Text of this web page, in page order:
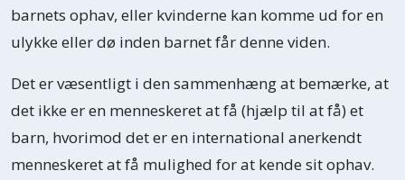
barnets ophav, eller kvinderne kan komme ud for en
ulykke eller dø inden barnet får denne viden.
Det er væsentligt i den sammenhæng at bemærke, at
det ikke er en menneskeret at få (hjælp til at få) et
barn, hvorimod det er en international anerkendt
menneskeret at få mulighed for at kende sit ophav.